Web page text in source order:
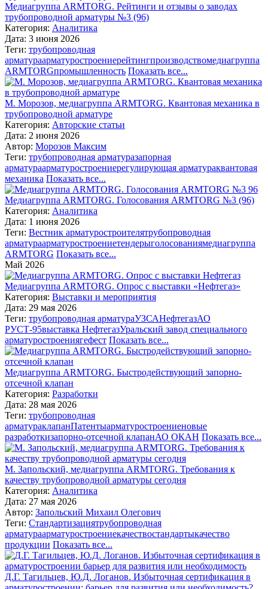
Медиагруппа ARMTORG. Рейтинги и отзывы о заводах
трубопроводной арматуры №3 (96)
Категория: Аналитика
Дата: 3 июня 2026
Теги: трубопроводная
арматураарматуростроениерейтингпроизводствомедиагруппа
ARMTORGпромышленность Показать все...
М. Морозов, медиагруппа ARMTORG. Квантовая механика в
трубопроводной арматуре
Категория: Авторские статьи
Дата: 2 июня 2026
Автор: Морозов Максим
Теги: трубопроводная арматуразапорная
арматураарматуростроениерегулирующая арматураквантовая
механика Показать все...
Медиагруппа ARMTORG. Голосования ARMTORG №3 (96)
Категория: Аналитика
Дата: 1 июня 2026
Теги: Вестник арматуростроителятрубопроводная
арматураарматуростроениетендерыголосованиямедиагруппа
ARMTORG Показать все...
Май 2026
Медиагруппа ARMTORG. Опрос с выставки «Нефтегаз»
Категория: Выставки и мероприятия
Дата: 29 мая 2026
Теги: трубопроводная арматураУЗСАНефтегазАО
РУСТ-95выставка НефтегазУральский завод специального
арматуростроениягефест Показать все...
Медиагруппа ARMTORG. Быстродействующий запорно-
отсечной клапан
Категория: Разработки
Дата: 28 мая 2026
Теги: трубопроводная
арматураклапанПатентыарматуростроениеновые
разработкизапорно-отсечной клапанАО ОКАН Показать все...
М. Запольский, медиагруппа ARMTORG. Требования к
качеству трубопроводной арматуры сегодня
Категория: Аналитика
Дата: 27 мая 2026
Автор: Запольский Михаил Олегович
Теги: Стандартизациятрубопроводная
арматураарматуростроениекачествостандартыкачество
продукции Показать все...
Д.Г. Тагильцев, Ю.Д. Логанов. Избыточная сертификация в